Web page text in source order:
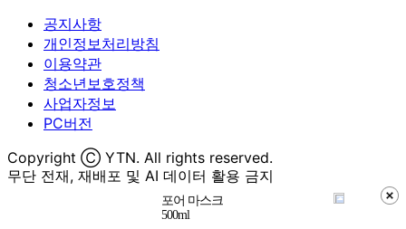
공지사항
개인정보처리방침
이용약관
청소년보호정책
사업자정보
PC버전
Copyright Ⓒ YTN. All rights reserved.
무단 전재, 재배포 및 AI 데이터 활용 금지